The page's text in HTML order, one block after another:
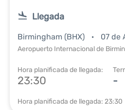
Llegada
Birmingham (BHX) 07 de
Aeropuerto Internacional de
Hora planificada de llegada:
23:30 -
Hora planificada de llegada: 23:30